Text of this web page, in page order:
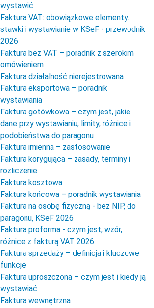
wystawić
Faktura VAT: obowiązkowe elementy,
stawki i wystawianie w KSeF - przewodnik
2026
Faktura bez VAT – poradnik z szerokim
omówieniem
Faktura działalność nierejestrowana
Faktura eksportowa – poradnik
wystawiania
Faktura gotówkowa – czym jest, jakie
dane przy wystawianiu, limity, różnice i
podobieństwa do paragonu
Faktura imienna – zastosowanie
Faktura korygująca – zasady, terminy i
rozliczenie
Faktura kosztowa
Faktura końcowa – poradnik wystawiania
Faktura na osobę fizyczną - bez NIP, do
paragonu, KSeF 2026
Faktura proforma - czym jest, wzór,
różnice z fakturą VAT 2026
Faktura sprzedaży – definicja i kluczowe
funkcje
Faktura uproszczona – czym jest i kiedy ją
wystawiać
Faktura wewnętrzna